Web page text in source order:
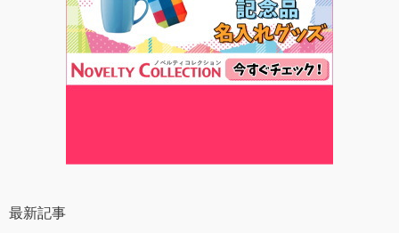
最新記事